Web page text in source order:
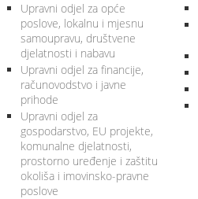
Upravni odjel za opće
poslove, lokalnu i mjesnu
samoupravu, društvene
djelatnosti i nabavu
Upravni odjel za financije,
računovodstvo i javne
prihode
Upravni odjel za
gospodarstvo, EU projekte,
komunalne djelatnosti,
prostorno uređenje i zaštitu
okoliša i imovinsko-pravne
poslove